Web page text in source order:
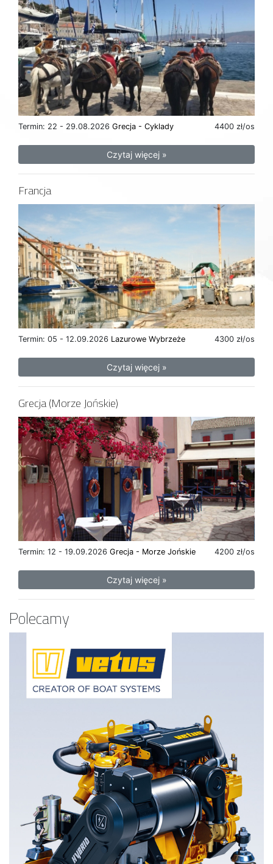
Termin: 22 - 29.08.2026 4400 zł/os
Grecja - Cyklady
Czytaj więcej »
Francja
Termin: 05 - 12.09.2026 4300 zł/os
Lazurowe Wybrzeże
Czytaj więcej »
Grecja (Morze Jońskie)
Termin: 12 - 19.09.2026 4200 zł/os
Grecja - Morze Jońskie
Czytaj więcej »
Polecamy